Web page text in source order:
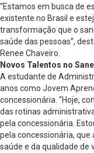
“Estamos em busca de
existente no Brasil e
transformação que o
saúde das pessoas”,
Renee Chaveiro.
Novos Talentos no
A estudante de
anos como Jovem
concessionária. “Hoje,
das rotinas
pela concessionária.
pela concessionária,
saúde e da qualidade de